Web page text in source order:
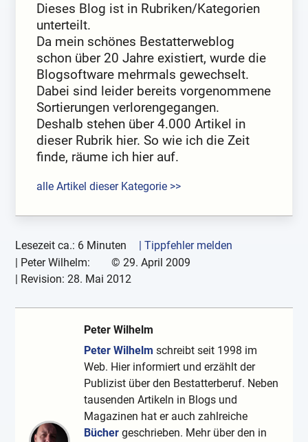
Dieses Blog ist in Rubriken/Kategorien
unterteilt.
Da mein schönes Bestatterweblog
schon über 20 Jahre existiert, wurde die
Blogsoftware mehrmals gewechselt.
Dabei sind leider bereits vorgenommene
Sortierungen verlorengegangen.
Deshalb stehen über 4.000 Artikel in
dieser Rubrik hier. So wie ich die Zeit
finde, räume ich hier auf.
alle Artikel dieser Kategorie >>
Lesezeit ca.: 6 Minuten
| Tippfehler melden
Peter Wilhelm: © 29. April 2009
| Revision:28. Mai 2012
Peter Wilhelm
Peter Wilhelm schreibt seit 1998 im
Web. Hier informiert und erzählt der
Publizist über den Bestatterberuf. Neben
tausenden Artikeln in Blogs und
Magazinen hat er auch zahlreiche
Bücher geschrieben. Mehr über den in